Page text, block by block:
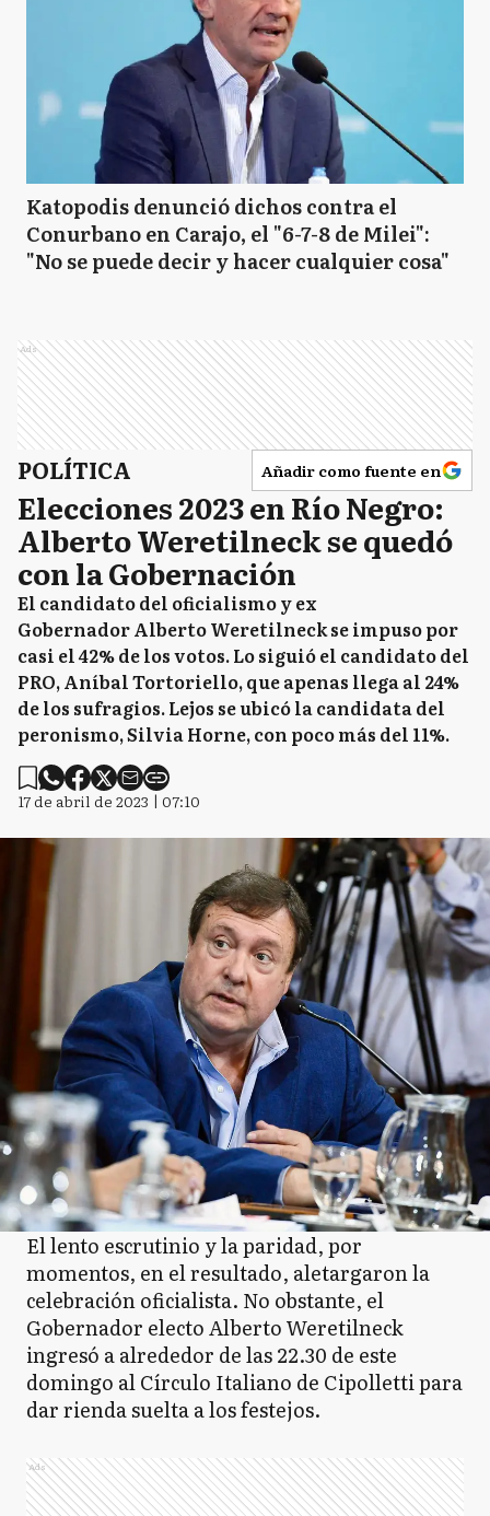
Katopodis denunció dichos contra el
Conurbano en Carajo, el "6-7-8 de Milei":
"No se puede decir y hacer cualquier cosa"
Ads
POLÍTICA Añadir como fuente en
Elecciones 2023 en Río Negro:
Alberto Weretilneck se quedó
con la Gobernación
El candidato del oficialismo y ex
Gobernador Alberto Weretilneck se impuso por
casi el 42% de los votos. Lo siguió el candidato del
PRO, Aníbal Tortoriello, que apenas llega al 24%
de los sufragios. Lejos se ubicó la candidata del
peronismo, Silvia Horne, con poco más del 11%.
17 de abril de 2023 | 07:10
El lento escrutinio y la paridad, por
momentos, en el resultado, aletargaron la
celebración oficialista. No obstante, el
Gobernador electo Alberto Weretilneck
ingresó a alrededor de las 22.30 de este
domingo al Círculo Italiano de Cipolletti para
dar rienda suelta a los festejos.
Ads